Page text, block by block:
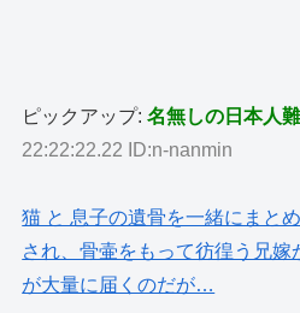
ピックアップ:名無しの日本人
22:22:22.22 ID:n-nanmin
猫 と 息子の遺骨を一緒にまと
され、骨壷をもって彷徨う兄
が大量に届くのだが…